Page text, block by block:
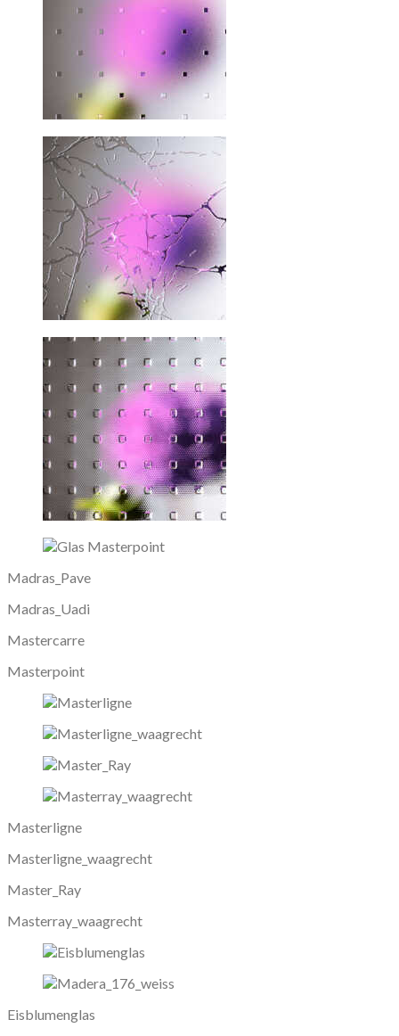
Madras_Pave
Madras_Uadi
Mastercarre
Masterpoint
Masterligne
Masterligne_waagrecht
Master_Ray
Masterray_waagrecht
Eisblumenglas